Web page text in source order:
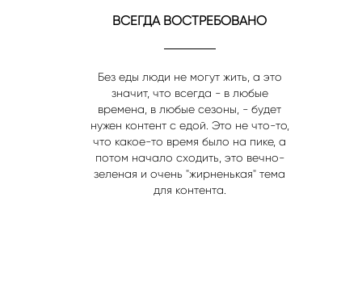
ВСЕГДА ВОСТРЕБОВАНО
Без еды люди не могут жить, а это
значит, что всегда - в любые
времена, в любые сезоны, - будет
нужен контент с едой. Это не что-то,
что какое-то время было на пике, а
потом начало сходить, это вечно-
зеленая и очень "жирненькая" тема
для контента.